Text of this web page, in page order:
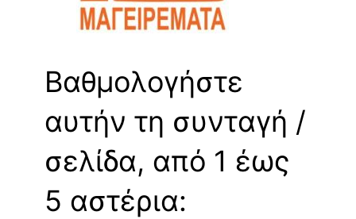
Βαθμολογήστε
αυτήν τη συνταγή /
σελίδα, από 1 έως
5 αστέρια: